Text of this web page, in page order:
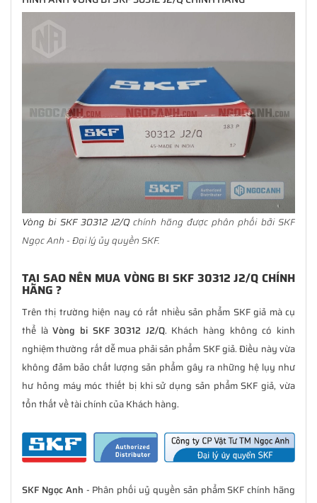
Vòng bi SKF 30312 J2/Q chính hãng được phân phối bởi SKF
Ngọc Anh - Đại lý ủy quyền SKF.
TẠI SAO NÊN MUA VÒNG BI SKF 30312 J2/Q CHÍNH
HÃNG ?
Trên thị trường hiện nay có rất nhiều sản phẩm SKF giả mà cụ
thể làVòng bi SKF 30312 J2/Q. Khách hàng không có kinh
nghiệm thường rất dễ mua phải sản phẩm SKF giả. Điều này vừa
không đảm bảo chất lượng sản phẩm gây ra những hệ lụy như
hư hỏng máy móc thiết bị khi sử dụng sản phẩm SKF giả, vừa
tổn thất về tài chính của Khách hàng.
SKF Ngọc Anh - Phân phối uỷ quyền sản phẩm SKF chính hãng